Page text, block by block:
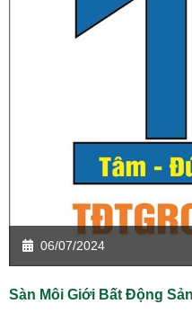
06/07/2024
Sàn Môi Giới Bất Động